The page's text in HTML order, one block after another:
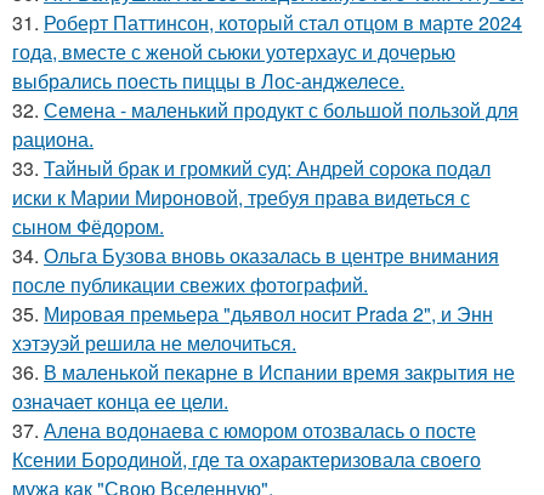
31. Роберт Паттинсон, который стал отцом в марте 2024
года, вместе с женой сьюки уотерхаус и дочерью
выбрались поесть пиццы в Лос-анджелесе.
32. Семена - маленький продукт с большой пользой для
рациона.
33. Тайный брак и громкий суд: Андрей сорока подал
иски к Марии Мироновой, требуя права видеться с
сыном Фёдором.
34. Ольга Бузова вновь оказалась в центре внимания
после публикации свежих фотографий.
35. Мировая премьера "дьявол носит Prada 2", и Энн
хэтэуэй решила не мелочиться.
36. В маленькой пекарне в Испании время закрытия не
означает конца ее цели.
37. Алена водонаева с юмором отозвалась о посте
Ксении Бородиной, где та охарактеризовала своего
мужа как "Свою Вселенную".